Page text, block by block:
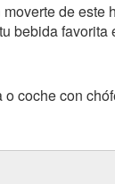
de
bebida favorita
coche con